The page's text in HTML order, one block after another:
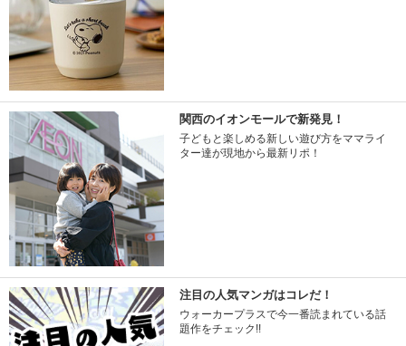
関西のイオンモールで新発見！
子どもと楽しめる新しい遊び方をママライ
ター達が現地から最新リポ！
注目の人気マンガはコレだ！
ウォーカープラスで今一番読まれている話
題作をチェック!!